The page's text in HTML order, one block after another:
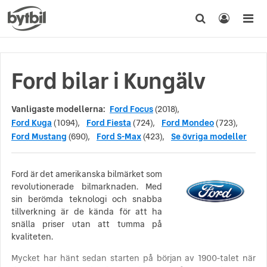
Ford bilar i Kungälv
Vanligaste modellerna: Ford Focus(2018),
Ford Kuga (1094), Ford Fiesta (724), Ford Mondeo(723),
Ford Mustang (690), Ford S-Max(423), Se övriga modeller
Ford är det amerikanska bilmärket som
revolutionerade bilmarknaden. Med
sin berömda teknologi och snabba
tillverkning är de kända för att ha
snälla priser utan att tumma på
kvaliteten.
Mycket har hänt sedan starten på början av 1900-talet när